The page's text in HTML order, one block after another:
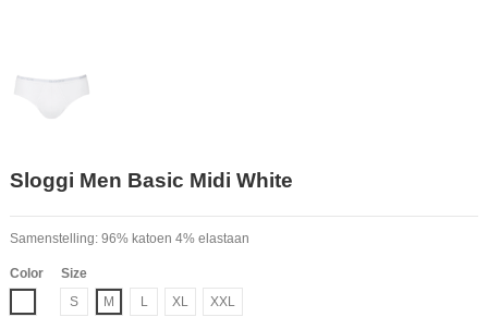
Sloggi Men Basic Midi White
Samenstelling: 96% katoen 4% elastaan
Color
Size
S
M L XL XXL